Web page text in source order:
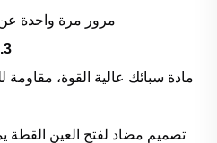
مرور مرة واحدة عن
3. حماية عسكرية، متينة ودائمة
مادة سبائك عالية القوة، مقاومة
تصميم مضاد لفتح العين القطة